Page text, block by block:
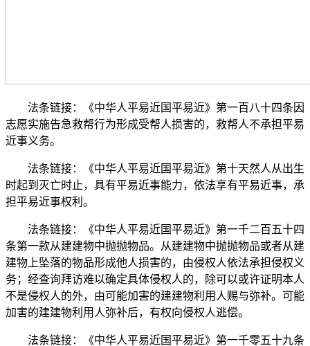
法条链接：《中华人平易近国平易近》第一百八十四条因
志愿实施告急救帮行为形成受帮人损害的，救帮人不承担平易
近事义务。
法条链接：《中华人平易近国平易近》第十天然人从出生
时起到灭亡时止，具有平易近事能力，依法享有平易近事，承
担平易近事权利。
法条链接：《中华人平易近国平易近》第一千二百五十四
条第一款从建建物中抛抛物品。从建建物中抛抛物品或者从建
建物上坠落的物品形成他人损害的，由侵权人依法承担侵权义
务；经查询拜访难以确定具体侵权人的，除可以或许证明本人
不是侵权人的外，由可能加害的建建物利用人赐与弥补。可能
加害的建建物利用人弥补后，有权向侵权人逃偿。
法条链接：《中华人平易近国平易近》第一千零五十九条